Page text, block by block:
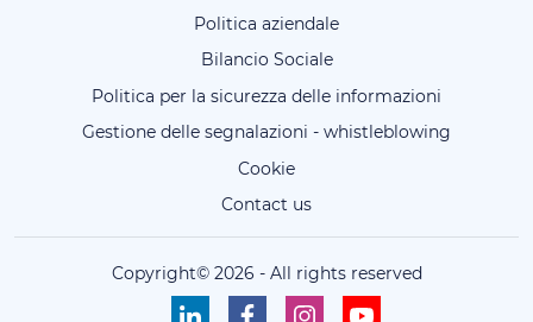
Politica aziendale
Bilancio Sociale
Politica per la sicurezza delle informazioni
Gestione delle segnalazioni - whistleblowing
Cookie
Contact us
Copyright© 2026 - All rights reserved